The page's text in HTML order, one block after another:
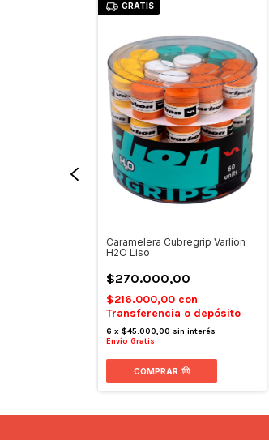
GRATIS
Caramelera Cubregrip Varlion
H2O Liso
$270.000,00
$216.000,00 con
Transferencia o depósito
6 x $45.000,00 sin interés
Envío Gratis
COMPRAR